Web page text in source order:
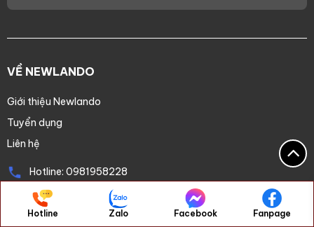
VỀ NEWLANDO
Giới thiệu Newlando
Tuyển dụng
Liên hệ
Hotline: 0981958228
newlando.vn@gmail.com
Chat Facebook
Hotline Zalo Facebook Fanpage